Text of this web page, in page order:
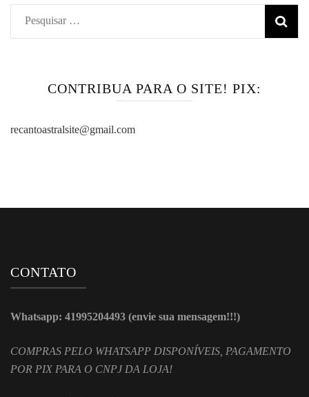
Pesquisar
por:
CONTRIBUA PARA O SITE! PIX:
recantoastralsite@gmail.com
CONTATO
Whatsapp: 41995204493 (envie sua mensagem!!!)
COMPRAS PELO WHATSAPP DISPONÍVEIS, PAGAMENTO
POR PIX PARA O CNPJ DA LOJA!